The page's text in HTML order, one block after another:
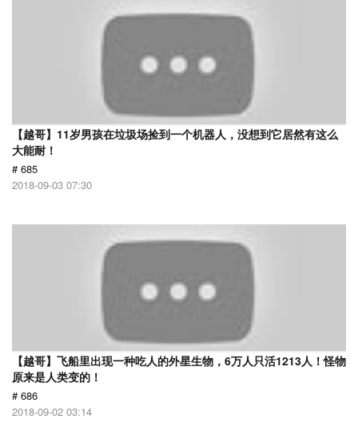
【越哥】11岁男孩在垃圾场捡到一个机器人，没想到它居然有这么
大能耐！
# 685
2018-09-03 07:30
【越哥】飞船里出现一种吃人的外星生物，6万人只活1213人！怪物
原来是人类变的！
# 686
2018-09-02 03:14